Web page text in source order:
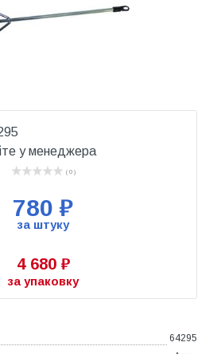
у менеджера
( 0 )
780 ₽
за штуку
4 680 ₽
за упаковку
64295